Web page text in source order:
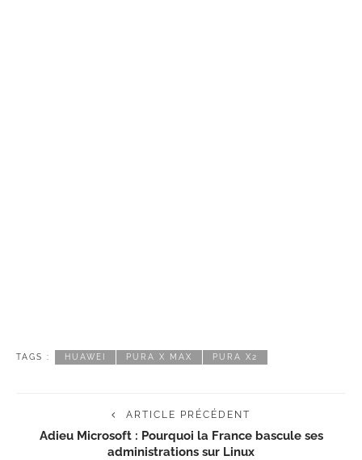
TAGS : HUAWEI PURA X MAX PURA X2
ARTICLE PRÉCÉDENT
Adieu Microsoft : Pourquoi la France bascule ses
administrations sur Linux